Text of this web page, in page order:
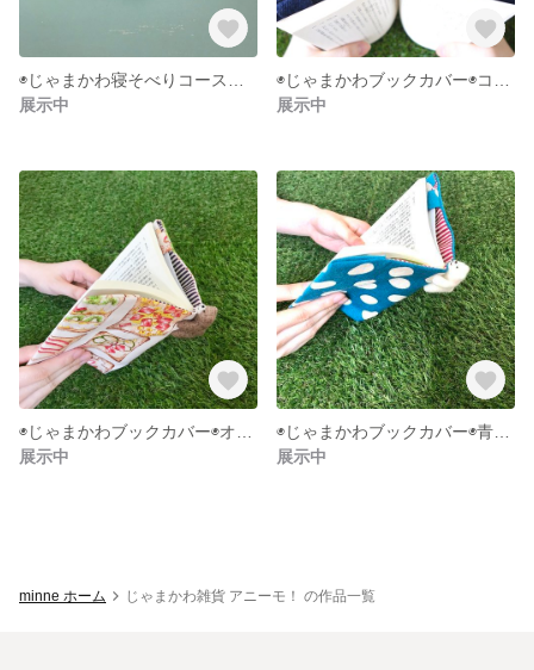
展示中
展示中
展示中
展示中
minne ホーム じゃまかわ雑貨 アニーモ！ の作品一覧